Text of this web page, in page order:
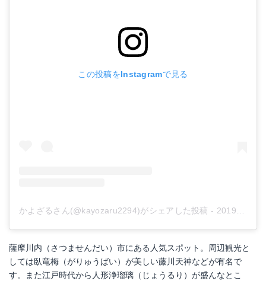
この投稿をInstagramで見る
かよざるさん(@kayozaru2294)がシェアした投稿 - 2019年 4月月29日午後10時13分PDT
薩摩川内（さつませんだい）市にある人気スポット。周辺観光と
しては臥竜梅（がりゅうばい）が美しい藤川天神などが有名で
す。また江戸時代から人形浄瑠璃（じょうるり）が盛んなとこ